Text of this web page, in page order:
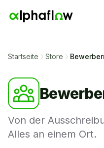
Startseite Store
Von der
Alles an einem Ort.